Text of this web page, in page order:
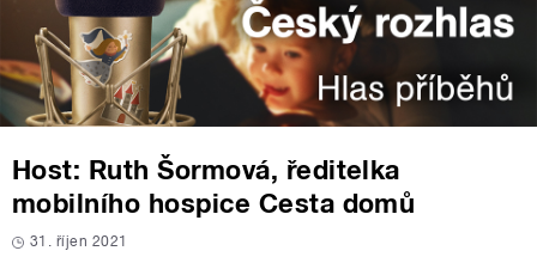
Host: Ruth Šormová, ředitelka
mobilního hospice Cesta domů
31. říjen 2021